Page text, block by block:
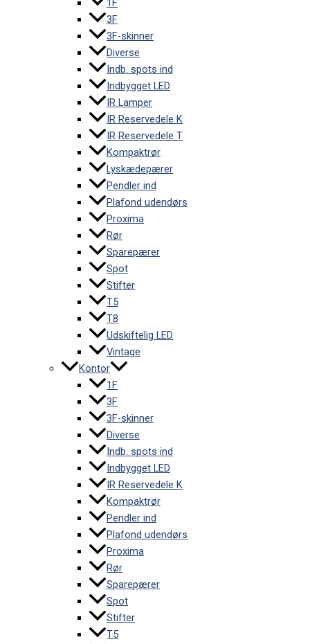
1F
3F
3F-skinner
Diverse
Indb. spots ind
Indbygget LED
IR Lamper
IR Reservedele K
IR Reservedele T
Kompaktrør
Lyskædepærer
Pendler ind
Plafond udendørs
Proxima
Rør
Sparepærer
Spot
Stifter
T5
T8
Udskiftelig LED
Vintage
Kontor
1F
3F
3F-skinner
Diverse
Indb. spots ind
Indbygget LED
IR Reservedele K
Kompaktrør
Pendler ind
Plafond udendørs
Proxima
Rør
Sparepærer
Spot
Stifter
T5